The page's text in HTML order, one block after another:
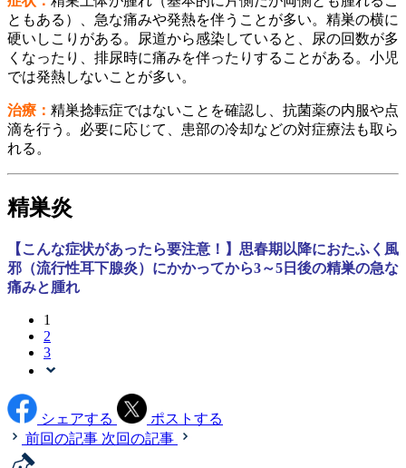
ともある）、急な痛みや発熱を伴うことが多い。精巣の横に
硬いしこりがある。尿道から感染していると、尿の回数が多
くなったり、排尿時に痛みを伴ったりすることがある。小児
では発熱しないことが多い。
治療： 精巣捻転症ではないことを確認し、抗菌薬の内服や点
滴を行う。必要に応じて、患部の冷却などの対症療法も取ら
れる。
精巣炎
【こんな症状があったら要注意！】思春期以降におたふく風
邪（流行性耳下腺炎）にかかってから3～5日後の精巣の急な
痛みと腫れ
1
2
3
シェアする
ポストする
前回の記事 次回の記事